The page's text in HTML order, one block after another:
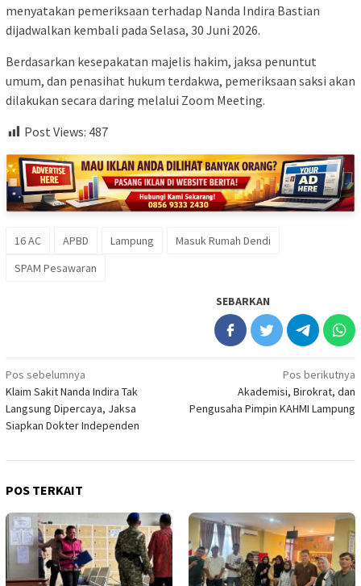
menyatakan pemeriksaan terhadap Nanda Indira Bastian
dijadwalkan kembali pada Selasa, 30 Juni 2026.
Berdasarkan kesepakatan majelis hakim, jaksa penuntut
umum, dan penasihat hukum terdakwa, pemeriksaan saksi akan
dilakukan secara daring melalui Zoom Meeting.
Post Views: 487
16 AC APBD Lampung
Masuk Rumah Dendi
SPAM Pesawaran
SEBARKAN
Navigasi
pos
Pos sebelumnya
Klaim Sakit Nanda Indira Tak
Langsung Dipercaya, Jaksa
Siapkan Dokter Independen
Pos berikutnya
Akademisi, Birokrat, dan
Pengusaha Pimpin KAHMI Lampung
POS TERKAIT